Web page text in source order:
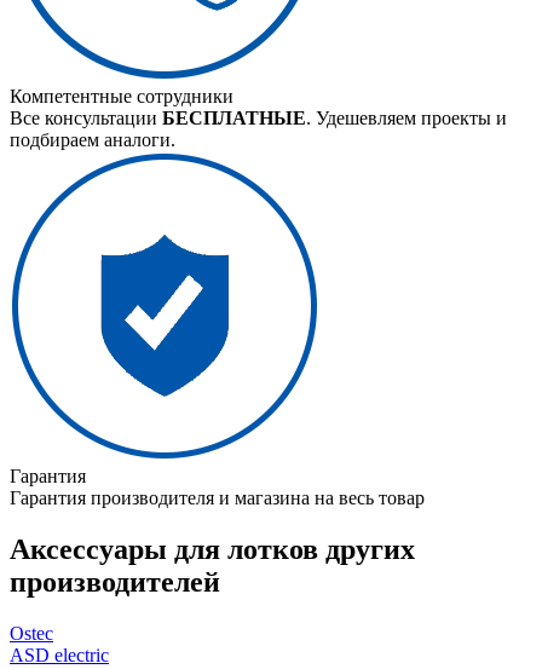
Компетентные сотрудники
Все консультации БЕСПЛАТНЫЕ. Удешевляем проекты и
подбираем аналоги.
Гарантия
Гарантия производителя и магазина на весь товар
Аксессуары для лотков других
производителей
Ostec
ASD electric